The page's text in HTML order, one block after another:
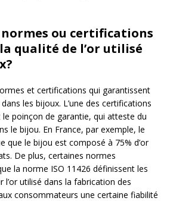
ou certifications
qualité de l’or utilisé
et certifications qui garantissent
les bijoux. L’une des certifications
poinçon de garantie, qui atteste du
le bijou. En France, par exemple, le
que le bijou est composé à 75% d’or
De plus, certaines normes
la norme ISO 11426 définissent les
l’or utilisé dans la fabrication des
consommateurs une certaine fiabilité